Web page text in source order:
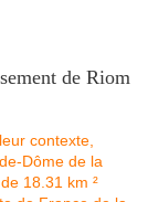
de Riom